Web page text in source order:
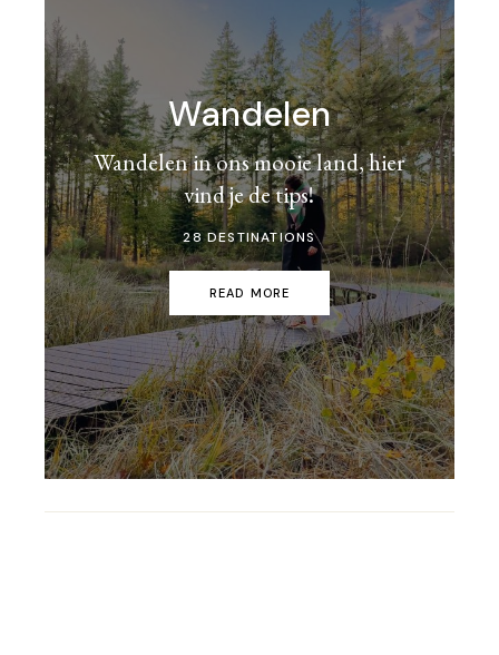
Wandelen
Wandelen in ons mooie land, hier
vind je de tips!
28 DESTINATIONS
READ MORE